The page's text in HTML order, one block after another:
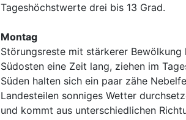
Tageshöchstwerte drei bis 13 Grad.
Montag
Störungsreste mit stärkerer
Südosten eine Zeit lang, ziehen im
Süden halten sich ein paar zähe
Landesteilen sonniges Wetter
und kommt aus unterschiedlichen